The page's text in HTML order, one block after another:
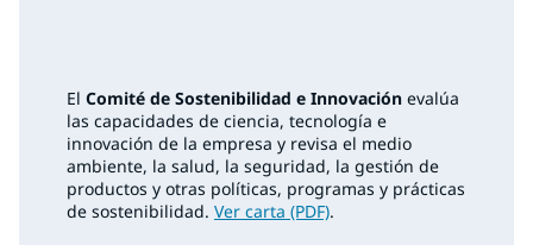
El Comité de Sostenibilidad e Innovación evalúa
las capacidades de ciencia, tecnología e
innovación de la empresa y revisa el medio
ambiente, la salud, la seguridad, la gestión de
productos y otras políticas, programas y prácticas
de sostenibilidad. Ver carta (PDF).